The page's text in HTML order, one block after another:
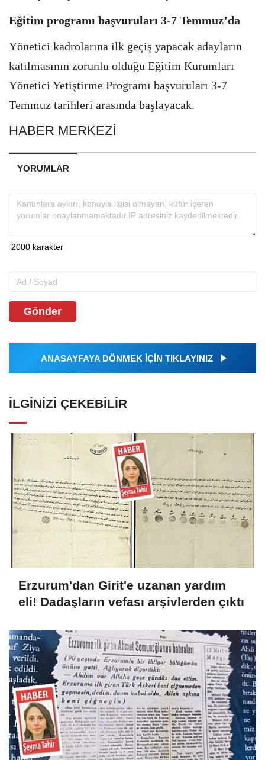
Eğitim programı başvuruları 3-7 Temmuz’da
Yönetici kadrolarına ilk geçiş yapacak adayların
katılmasının zorunlu olduğu Eğitim Kurumları
Yönetici Yetiştirme Programı başvuruları 3-7
Temmuz tarihleri arasında başlayacak.
HABER MERKEZİ
YORUMLAR
Gönder
ANASAYFAYA DÖNMEK İÇİN TIKLAYINIZ
İLGINIZI ÇEKEBILIR
Erzurum'dan Girit'e uzanan yardım
eli! Dadaşların vefası arşivlerden çıktı